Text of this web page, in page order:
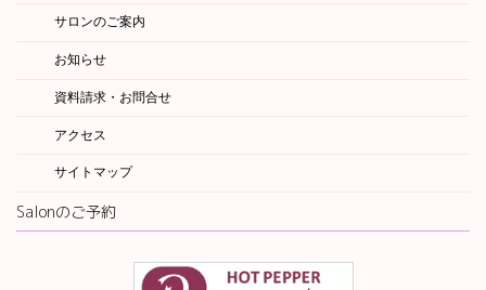
サロンのご案内
お知らせ
資料請求・お問合せ
アクセス
サイトマップ
Salonのご予約